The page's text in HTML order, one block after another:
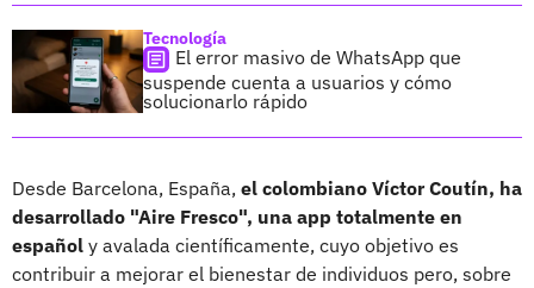
Tecnología
El error masivo de WhatsApp que
suspende cuenta a usuarios y cómo
solucionarlo rápido
Desde Barcelona, España, el colombiano Víctor Coutín, ha
desarrollado "Aire Fresco", una app totalmente en
español y avalada científicamente, cuyo objetivo es
contribuir a mejorar el bienestar de individuos pero, sobre